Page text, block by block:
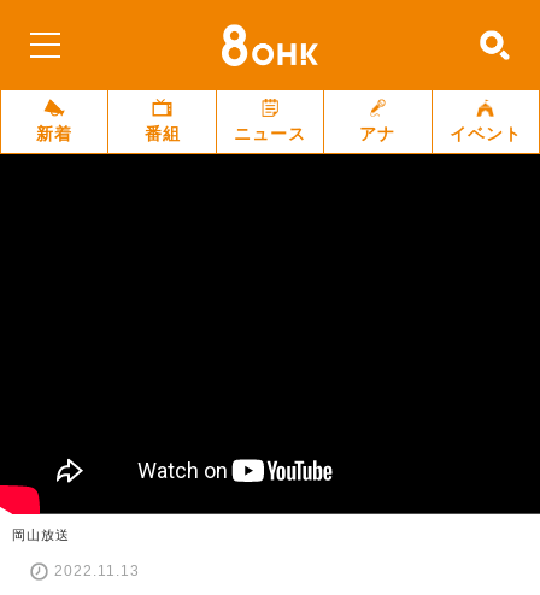
新着 番組 ニュース アナ イベント
岡山放送
2022.11.13